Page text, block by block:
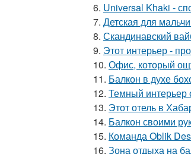
6. Universal Khaki -
7. Детская для
8. Скандинавский
9. Этот интерьер -
10. Офис, который
11. Балкон в духе
12. Темный интерьер
13. Этот отель в
14. Балкон своими
15. Команда Oblik
16. Зона отдыха на